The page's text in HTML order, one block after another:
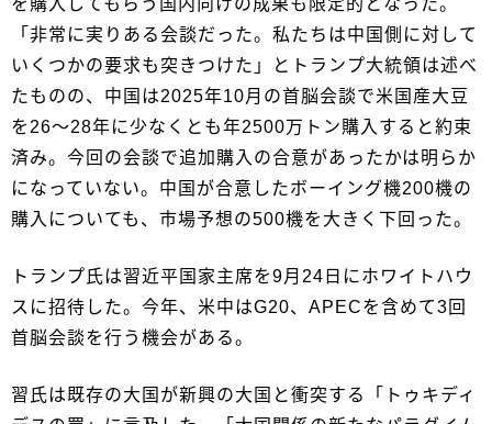
「非常に実りある会談だった。私たちは中国側に対して
いくつかの要求も突きつけた」とトランプ大統領は述べ
たものの、中国は2025年10月の首脳会談で米国産大豆
を26～28年に少なくとも年2500万トン購入すると約束
済み。今回の会談で追加購入の合意があったかは明らか
になっていない。中国が合意したボーイング機200機の
購入についても、市場予想の500機を大きく下回った。
トランプ氏は習近平国家主席を9月24日にホワイトハウ
スに招待した。今年、米中はG20、APECを含めて3回
首脳会談を行う機会がある。
習氏は既存の大国が新興の大国と衝突する「トゥキディ